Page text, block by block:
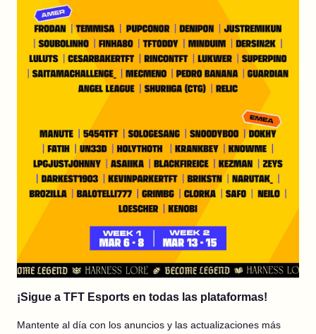
¡Sigue a TFT Esports en todas las plataformas!
Mantente al día con los anuncios y las actualizaciones más